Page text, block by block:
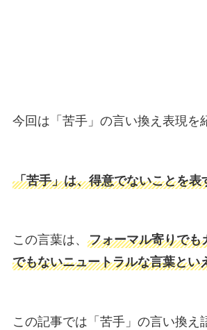
今回は「苦手」の言い換え表現を
「苦手」は、得意でないことを表
この言葉は、 フォーマル寄りでも
でもないニュートラルな言葉とい
この記事では「苦手」の言い換え